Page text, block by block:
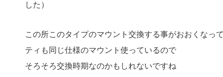
した）
この所このタイプのマウント交換する事がおおくなっ
ティも同じ仕様のマウント使っているので
そろそろ交換時期なのかもしれないですね